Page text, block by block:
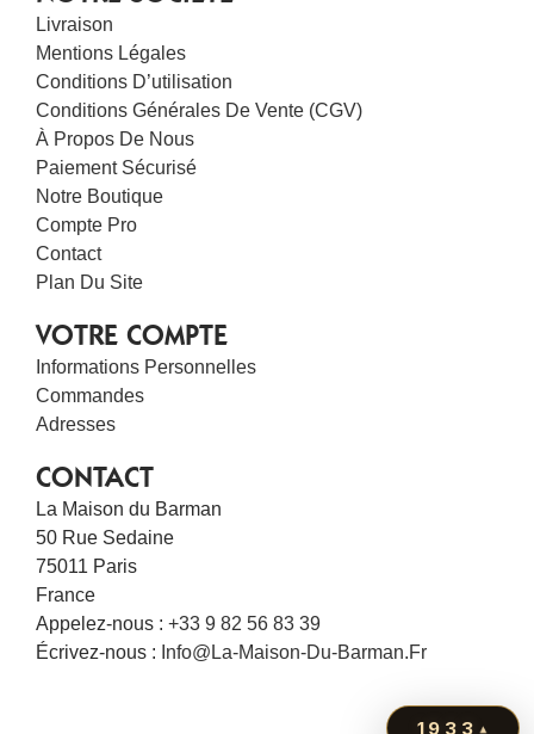
Livraison
Mentions Légales
Conditions D’utilisation
Conditions Générales De Vente (CGV)
À Propos De Nous
Paiement Sécurisé
Notre Boutique
Compte Pro
Contact
Plan Du Site
VOTRE COMPTE
Informations Personnelles
Commandes
Adresses
CONTACT
La Maison du Barman
50 Rue Sedaine
75011 Paris
France
Appelez-nous : +33 9 82 56 83 39
Écrivez-nous : Info@la-Maison-Du-Barman.fr
1933 ▴